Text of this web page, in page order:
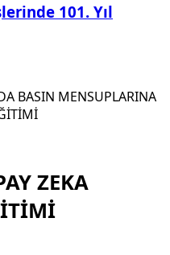
101. Yıl
BASIN MENSUPLARINA
ZEKA